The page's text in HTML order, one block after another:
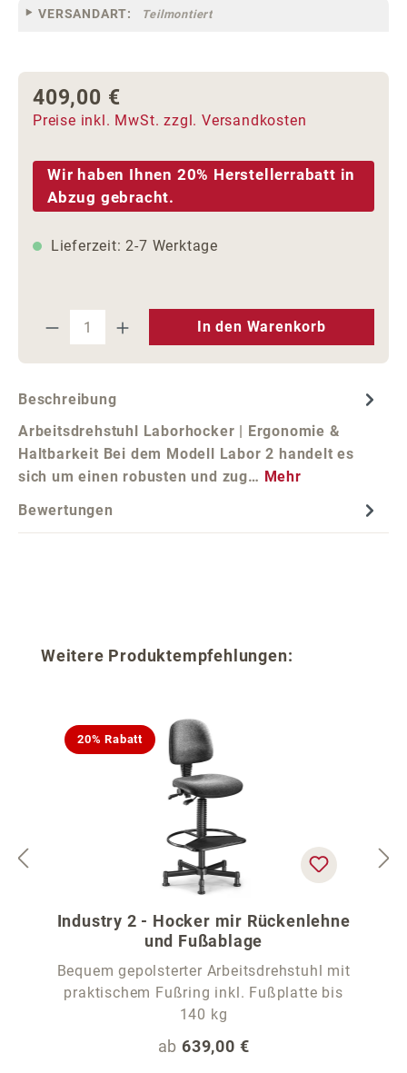
VERSANDART: Teilmontiert
Regulärer Preis:
409,00 €
Preise inkl. MwSt. zzgl. Versandkosten
Wir haben Ihnen 20% Herstellerrabatt in
Abzug gebracht.
Lieferzeit: 2-7 Werktage
Produkt Anzahl: Gib den
In den Warenkorb
Beschreibung
Arbeitsdrehstuhl Laborhocker | Ergonomie &
Haltbarkeit Bei dem Modell Labor 2 handelt es
sich um einen robusten und zug… Mehr
Bewertungen
Produktgalerie überspringen
Weitere Produktempfehlungen:
20% Rabatt
Industry 2 - Hocker mir Rückenlehne
und Fußablage
Bequem gepolsterter Arbeitsdrehstuhl mit
praktischem Fußring inkl. Fußplatte bis
140 kg
Regulärer Preis:
ab 639,00 €